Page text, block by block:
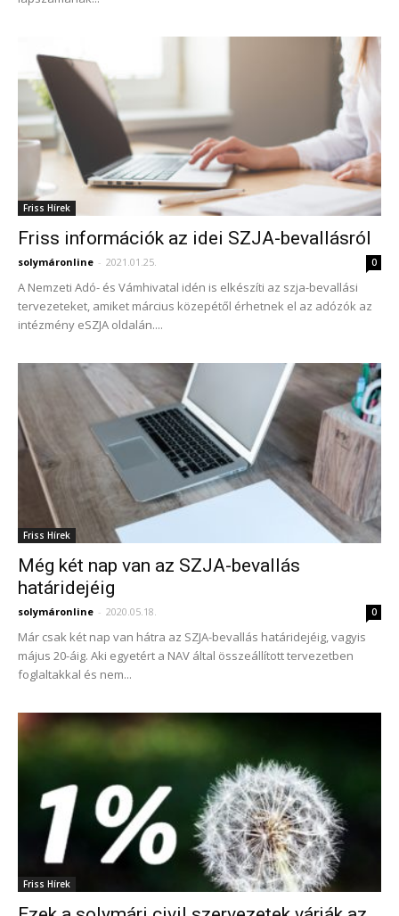
Friss Hírek
Friss információk az idei SZJA-bevallásról
solymáronline - 2021.01.25. 0
A Nemzeti Adó- és Vámhivatal idén is elkészíti az szja-bevallási
tervezeteket, amiket március közepétől érhetnek el az adózók az
intézmény eSZJA oldalán....
Friss Hírek
Még két nap van az SZJA-bevallás
határidejéig
solymáronline - 2020.05.18. 0
Már csak két nap van hátra az SZJA-bevallás határidejéig, vagyis
május 20-áig. Aki egyetért a NAV által összeállított tervezetben
foglaltakkal és nem...
Friss Hírek